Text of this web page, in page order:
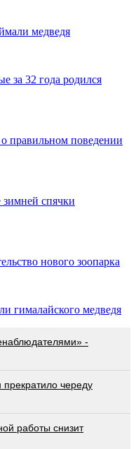
медведя
за 32 года родился
правильном поведении
спячки
нового зоопарка
гималайского медведя
-
череду
работы снизит